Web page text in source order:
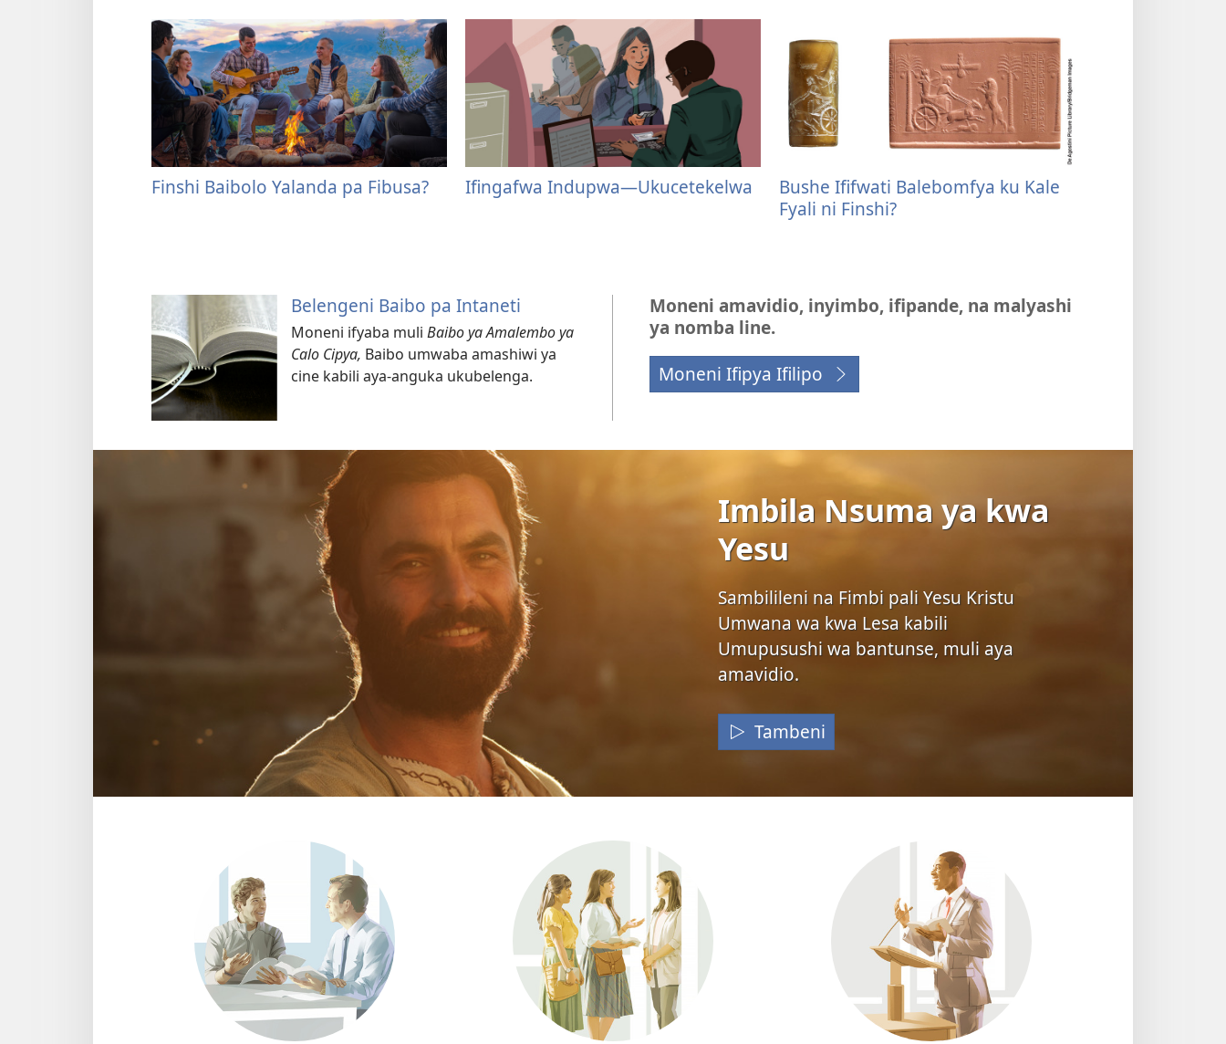
Finshi Baibolo Yalanda pa Fibusa? Ifingafwa Indupwa—Ukucetekelwa
Bushe Ififwati Balebomfya ku Kale
Fyali ni Finshi?
Belengeni Baibo pa Intaneti
Moneni ifyaba muli Baibo ya Amalembo ya
Calo Cipya, Baibo umwaba amashiwi ya
cine kabili aya-anguka ukubelenga.
Moneni amavidio, inyimbo, ifipande, na malyashi
ya nomba line.
Moneni Ifipya Ifilipo
Imbila Nsuma ya kwa
Yesu
Sambilileni na Fimbi pali Yesu Kristu
Umwana wa kwa Lesa kabili
Umupusushi wa bantunse, muli aya
amavidio.
Tambeni